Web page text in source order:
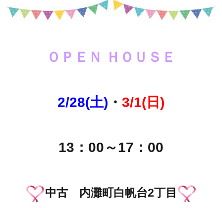
ＯＰＥＮ ＨＯＵＳＥ
2/28(土) ・ 3/1(日)
13：00～17：00
中古 内灘町白帆台2丁目